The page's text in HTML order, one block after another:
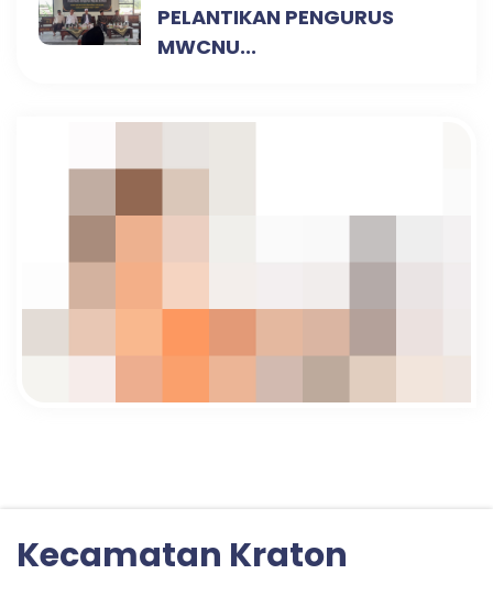
PELANTIKAN PENGURUS
MWCNU...
Kecamatan Kraton